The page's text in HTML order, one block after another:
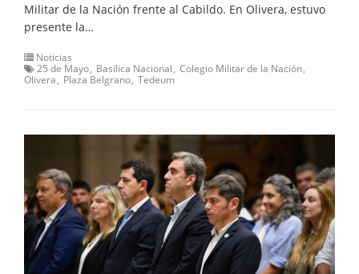
Militar de la Nación frente al Cabildo. En Olivera, estuvo
presente la…
Noticias
25 de Mayo Basílica Nacional Colegio Militar de la Nación
Olivera
Plaza Belgrano Tedeum